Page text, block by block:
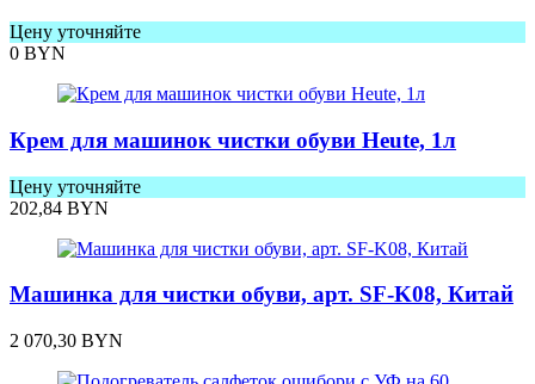
Цену уточняйте
0 BYN
Крем для машинок чистки обуви Heute, 1л
Цену уточняйте
202,84 BYN
Машинка для чистки обуви, арт. SF-K08, Китай
2 070,30 BYN